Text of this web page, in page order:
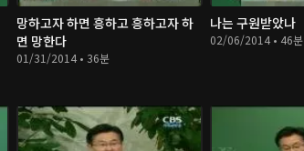
망하고자 하면 흥하고 흥하고자 하
면 망한다
01/31/2014 • 36분
나는 구원받았나
02/06/2014 • 46분